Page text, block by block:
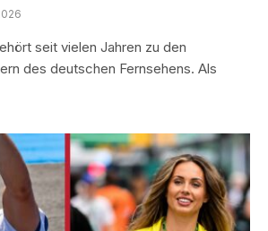
seit vielen Jahren zu den
des deutschen Fernsehens. Als